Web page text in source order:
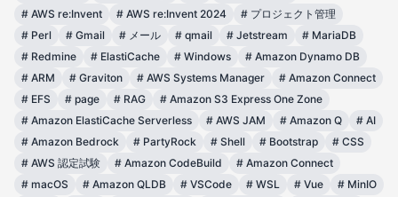
# AWS re:Invent # AWS re:Invent 2024 # プロジェクト管理
# Perl # Gmail # メール # qmail # Jetstream # MariaDB
# Redmine # ElastiCache # Windows # Amazon Dynamo DB
# ARM # Graviton # AWS Systems Manager # Amazon Connect
# EFS # page # RAG # Amazon S3 Express One Zone
# Amazon ElastiCache Serverless # AWS JAM # Amazon Q # AI
# Amazon Bedrock # PartyRock # Shell # Bootstrap # CSS
# AWS 認定試験 # Amazon CodeBuild # Amazon Connect
# macOS # Amazon QLDB # VSCode # WSL # Vue # MinIO